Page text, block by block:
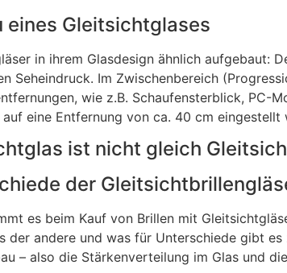
eines Gleitsichtglases
in ihrem Glasdesign ähnlich aufgebaut:
Seheindruck. Im Zwischenbereich
wie z.B. Schaufensterblick, PC-
auf eine Entfernung von ca. 40 cm eingestellt
ist nicht gleich
der
es beim Kauf von Brillen mit
der andere und was für Unterschiede gibt
– also die Stärkenverteilung im Glas und